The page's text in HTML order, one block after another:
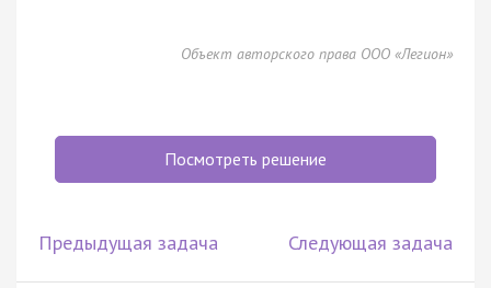
Объект авторского права ООО «Легион»
Посмотреть решение
Предыдущая задача Следующая задача